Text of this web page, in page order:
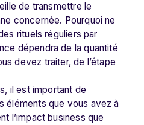
de transmettre le
concernée. Pourquoi ne
rituels réguliers par
dépendra de la quantité
devez traiter, de l’étape
il est important de
éléments que vous avez à
l’impact business que